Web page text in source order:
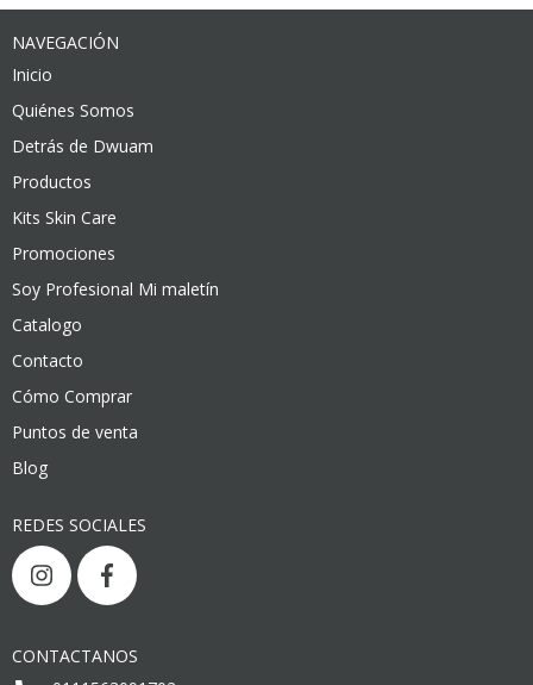
NAVEGACIÓN
Inicio
Quiénes Somos
Detrás de Dwuam
Productos
Kits Skin Care
Promociones
Soy Profesional Mi maletín
Catalogo
Contacto
Cómo Comprar
Puntos de venta
Blog
REDES SOCIALES
CONTACTANOS